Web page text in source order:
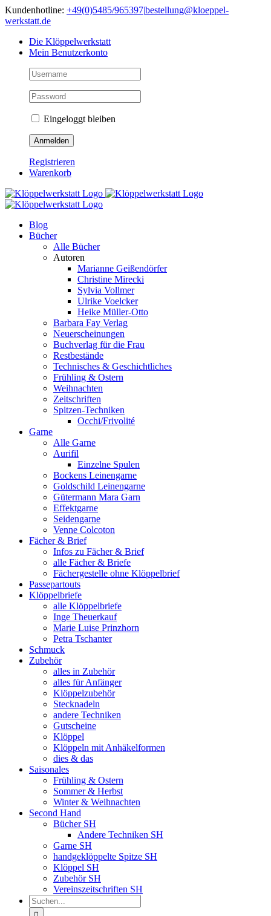
Skip
to
Kundenhotline: +49(0)5485/965397|bestellung@kloeppel-
werkstatt.de
Die Klöppelwerkstatt
Mein Benutzerkonto
Eingeloggt bleiben
Registrieren
Warenkorb
Blog
Bücher
Alle Bücher
Autoren
Marianne Geißendörfer
Christine Mirecki
Sylvia Vollmer
Ulrike Voelcker
Heike Müller-Otto
Barbara Fay Verlag
Neuerscheinungen
Buchverlag für die Frau
Restbestände
Technisches & Geschichtliches
Frühling & Ostern
Weihnachten
Zeitschriften
Spitzen-Techniken
Occhi/Frivolité
Garne
Alle Garne
Aurifil
Einzelne Spulen
Bockens Leinengarne
Goldschild Leinengarne
Gütermann Mara Garn
Effektgarne
Seidengarne
Venne Colcoton
Fächer & Brief
Infos zu Fächer & Brief
alle Fächer & Briefe
Fächergestelle ohne Klöppelbrief
Passepartouts
Klöppelbriefe
alle Klöppelbriefe
Inge Theuerkauf
Marie Luise Prinzhorn
Petra Tschanter
Schmuck
Zubehör
alles in Zubehör
alles für Anfänger
Klöppelzubehör
Stecknadeln
andere Techniken
Gutscheine
Klöppel
Klöppeln mit Anhäkelformen
dies & das
Saisonales
Frühling & Ostern
Sommer & Herbst
Winter & Weihnachten
Second Hand
Bücher SH
Andere Techniken SH
Garne SH
handgeklöppelte Spitze SH
Klöppel SH
Zubehör SH
Vereinszeitschriften SH
Suche
nach: